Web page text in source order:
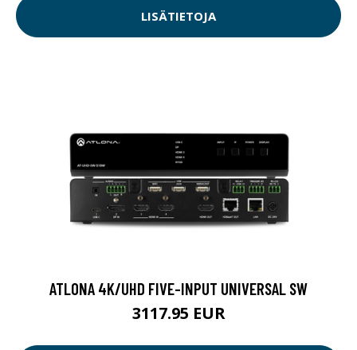
LISÄTIETOJA
ATLONA 4K/UHD FIVE-INPUT UNIVERSAL SW
3117.95 EUR